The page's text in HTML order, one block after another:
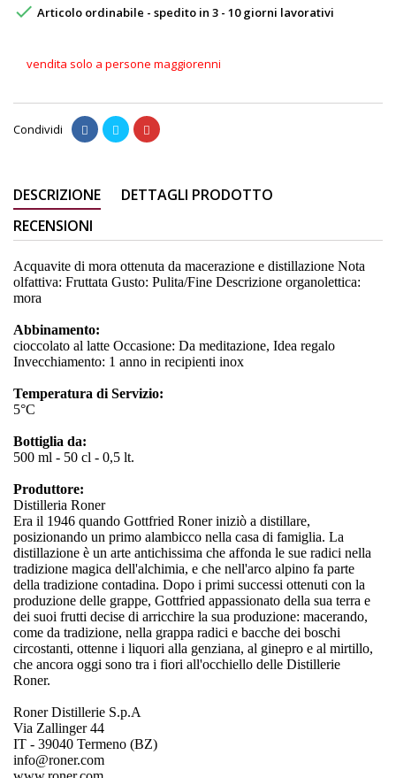
 Articolo ordinabile - spedito in 3 - 10 giorni lavorativi
vendita solo a persone maggiorenni
Condividi
DESCRIZIONE
DETTAGLI PRODOTTO
RECENSIONI
Acquavite di mora ottenuta da macerazione e distillazione Nota
olfattiva: Fruttata Gusto: Pulita/Fine Descrizione organolettica:
mora
Abbinamento:
cioccolato al latte Occasione: Da meditazione, Idea regalo
Invecchiamento: 1 anno in recipienti inox
Temperatura di Servizio:
5°C
Bottiglia da:
500 ml - 50 cl - 0,5 lt.
Produttore:
Distilleria Roner
Era il 1946 quando Gottfried Roner iniziò a distillare,
posizionando un primo alambicco nella casa di famiglia. La
distillazione è un arte antichissima che affonda le sue radici nella
tradizione magica dell'alchimia, e che nell'arco alpino fa parte
della tradizione contadina. Dopo i primi successi ottenuti con la
produzione delle grappe, Gottfried appassionato della sua terra e
dei suoi frutti decise di arricchire la sua produzione: macerando,
come da tradizione, nella grappa radici e bacche dei boschi
circostanti, ottenne i liquori alla genziana, al ginepro e al mirtillo,
che ancora oggi sono tra i fiori all'occhiello delle Distillerie
Roner.
Roner Distillerie S.p.A
Via Zallinger 44
IT - 39040 Termeno (BZ)
info@roner.com